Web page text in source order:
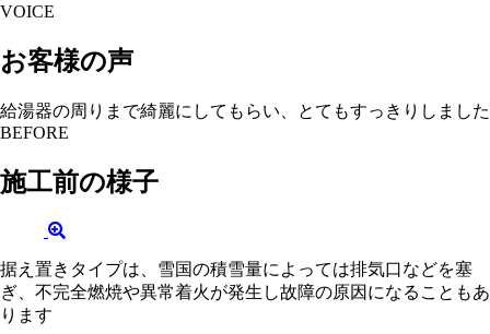
VOICE
お客様の声
給湯器の周りまで綺麗にしてもらい、とてもすっきりしました
BEFORE
施工前の様子
据え置きタイプは、雪国の積雪量によっては排気口などを塞
ぎ、不完全燃焼や異常着火が発生し故障の原因になることもあ
ります